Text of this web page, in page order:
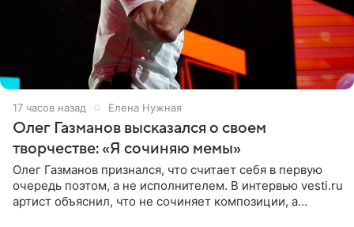
17 часов назад Елена Нужная
Олег Газманов высказался о своем
творчестве: «Я сочиняю мемы»
Олег Газманов признался, что считает себя в первую
очередь поэтом, а не исполнителем. В интервью vesti.ru
артист объяснил, что не сочиняет композиции, а